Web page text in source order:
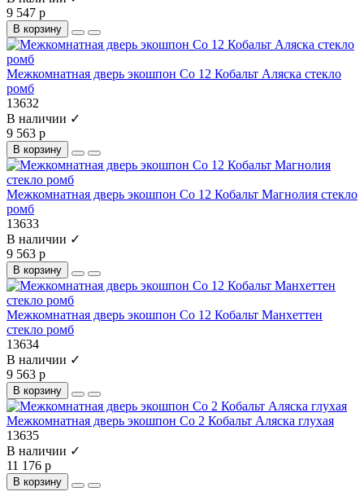
9 547 р
В корзину
Межкомнатная дверь экошпон Co 12 Кобальт Аляска стекло
ромб
13632
В наличии ✓
9 563 р
В корзину
Межкомнатная дверь экошпон Co 12 Кобальт Магнолия стекло
ромб
13633
В наличии ✓
9 563 р
В корзину
Межкомнатная дверь экошпон Co 12 Кобальт Манхеттен
стекло ромб
13634
В наличии ✓
9 563 р
В корзину
Межкомнатная дверь экошпон Co 2 Кобальт Аляска глухая
13635
В наличии ✓
11 176 р
В корзину